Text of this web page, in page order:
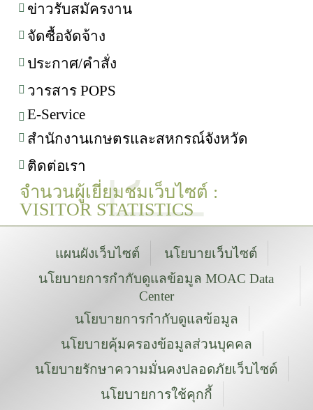
ข่าวรับสมัครงาน
จัดซื้อจัดจ้าง
ประกาศ/คำสั่ง
วารสาร POPS
E-Service
สำนักงานเกษตรและสหกรณ์จังหวัด
ติดต่อเรา
จำนวนผู้เยี่ยมชมเว็บไซต์ :
VISITOR STATISTICS
แผนผังเว็บไซต์
นโยบายเว็บไซต์
นโยบายการกำกับดูแลข้อมูล MOAC Data
Center
นโยบายการกำกับดูแลข้อมูล
นโยบายคุ้มครองข้อมูลส่วนบุคคล
นโยบายรักษาความมั่นคงปลอดภัยเว็บไซต์
นโยบายการใช้คุกกี้